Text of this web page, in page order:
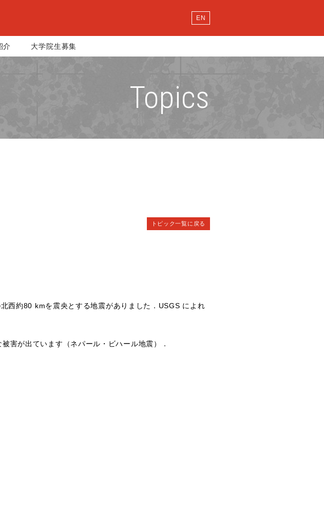
EN
介 大学院生募集
Topics
トピック一覧に戻る
西約80 kmを震央とする地震がありました．USGS によれ
害が出ています（ネパール・ビハール地震）．